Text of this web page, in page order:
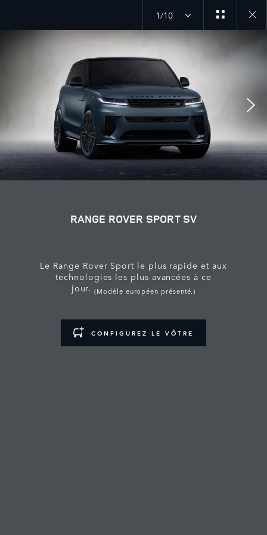
1/10
gallery
RANGE ROVER SPORT SV
Le Range Rover Sport le plus rapide et aux
technologies les plus avancées à ce
jour.(Modèle européen présenté.)
CONFIGUREZ LE VÔTRE